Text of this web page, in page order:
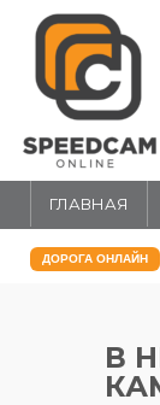
ГЛАВНАЯ
ДОРОГА ОНЛАЙН
В